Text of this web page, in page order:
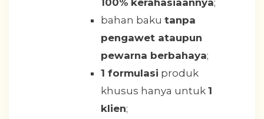
bahan baku tanpa
pengawet ataupun
pewarna berbahaya;
1 formulasi produk
khusus hanya untuk 1
klien;